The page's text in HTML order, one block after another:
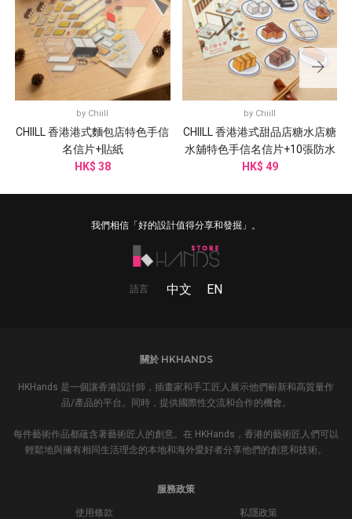
by Chiill
CHIILL 香港港式麵包店特色手信
名信片+貼紙
HK$ 38
by Chiill
CHIILL 香港港式甜品店糖水店糖
水舖特色手信名信片+10張防水
貼紙
HK$ 49
我們相信「好的設計值得分享和發掘」。
語言 中文 EN
關於 HKHANDS
HKHands 是一個讓香港設計師，插畫家和手工匠人展示他們嶄新和高質量作
品/產品的平台。同時，提供國際性交流和合作的機會。
每件藝術作品都蘊含著藝術匠人的創意。在 HKHands，香港的藝術匠人們可以
輕鬆地與擁有相同生活理念的本地和海外愛好者分享他們的創意和技術。
服務政策
使用條款
私隱政策